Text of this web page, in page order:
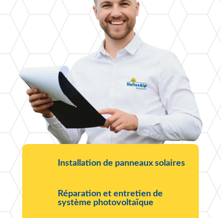
Installation de panneaux solaires
Réparation et entretien de
système photovoltaïque